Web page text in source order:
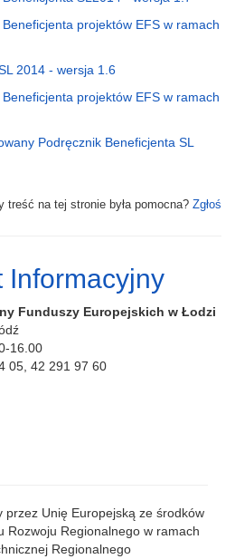
projektów EFS w ramach
2014 - wersja 1.6
projektów EFS w ramach
Podręcznik Beneficjenta SL
treść na tej stronie była pomocna? Zgłoś
Informacyjny
Funduszy Europejskich w Łodzi
16.00
05, 42 291 97 60
przez Unię Europejską ze środków
Rozwoju Regionalnego w ramach
Regionalnego